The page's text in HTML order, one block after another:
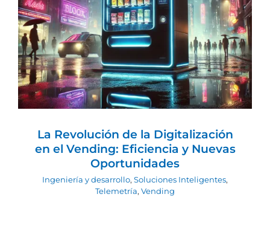
Oportunidades
Ingeniería y desarrollo Soluciones Inteligentes
Telemetría Vending
La Revolución de la Digitalización
en el Vending: Eficiencia y Nuevas
Oportunidades
Ingeniería y desarrollo, Soluciones Inteligentes,
Telemetría, Vending